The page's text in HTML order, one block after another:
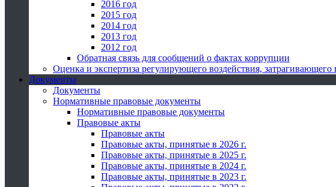
2016 год
2015 год
2014 год
2013 год
2012 год
Обратная связь для сообщений о фактах коррупции
Оценка и экспертиза регулирующего воздействия,
Документы
Документы
Нормативные правовые документы
Нормативные правовые документы
Правовые акты
Правовые акты
Правовые акты, принятые в 2026 г.
Правовые акты, принятые в 2025 г.
Правовые акты, принятые в 2024 г.
Правовые акты, принятые в 2023 г.